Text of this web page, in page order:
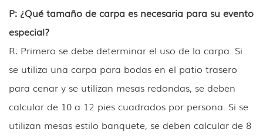
P: ¿Qué tamaño de carpa es necesaria para su evento
especial?
R: Primero se debe determinar el uso de la carpa. Si
se utiliza una carpa para bodas en el patio trasero
para cenar y se utilizan mesas redondas, se deben
calcular de 10 a 12 pies cuadrados por persona. Si se
utilizan mesas estilo banquete, se deben calcular de 8